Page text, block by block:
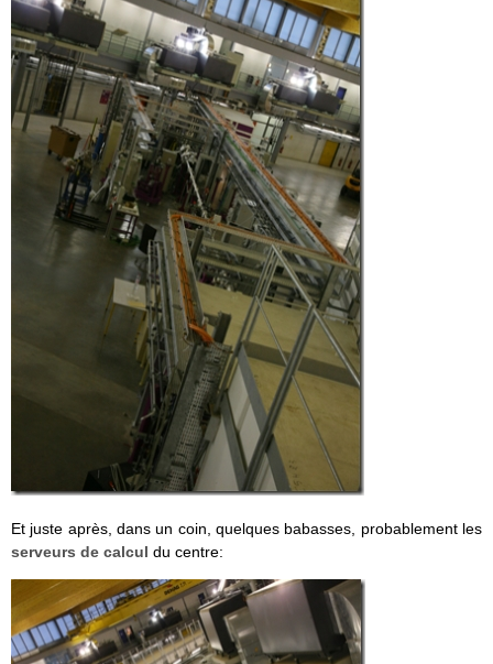
Et juste après, dans un coin, quelques babasses, probablement les
serveurs de calcul du centre: